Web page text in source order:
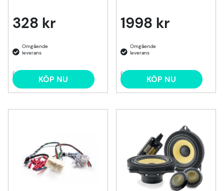
328 kr
(1) KÖP NU
1998 kr
(1) KÖP NU